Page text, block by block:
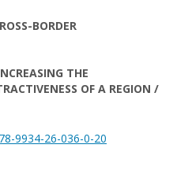
BORDER
THE
OF A REGION /
9934-26-036-0-20